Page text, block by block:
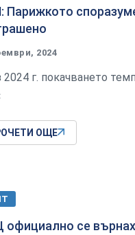
Парижкото
2024
2024 г. покачването
ОЩЕ
се